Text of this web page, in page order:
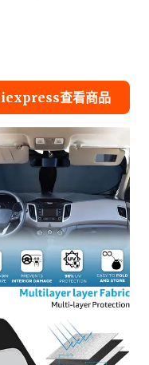
查看商品